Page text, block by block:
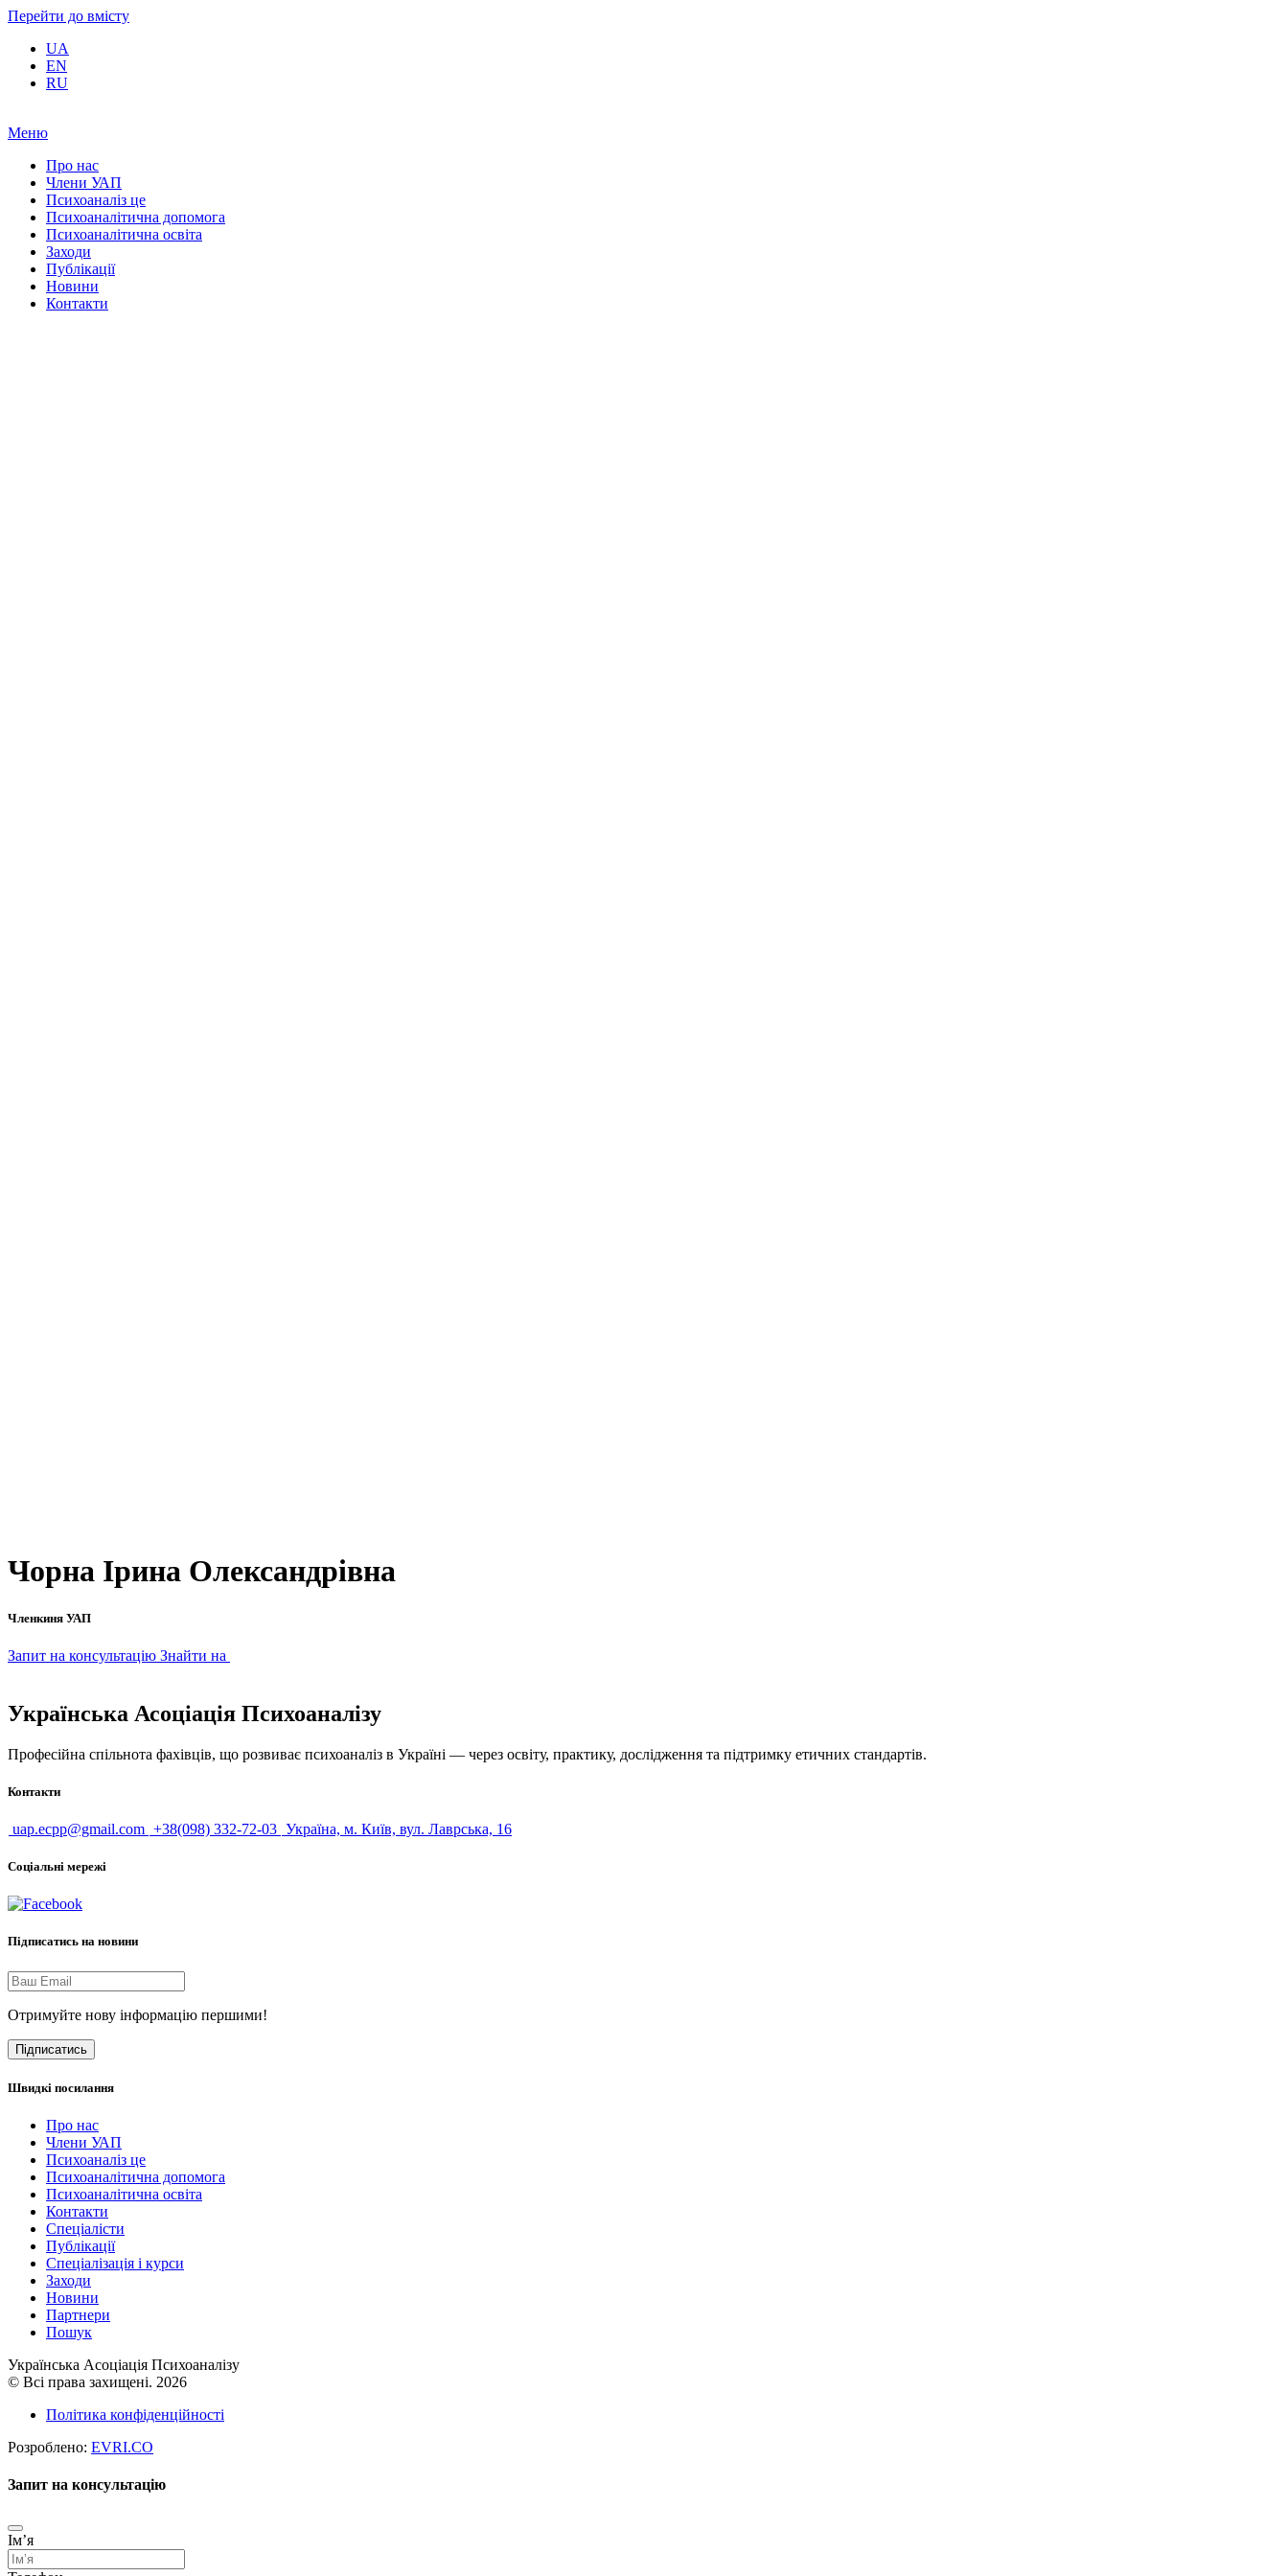
Перейти до вмісту
UA
EN
RU
Меню
Про нас
Члени УАП
Психоаналіз це
Психоаналітична допомога
Психоаналітична освіта
Заходи
Публікації
Новини
Контакти
Чорна Ірина Олександрівна
Членкиня УАП
Запит на консультацію Знайти на
Українська Асоціація Психоаналізу
Професійна спільнота фахівців, що розвиває психоаналіз в Україні — через освіту, практику, дослідження та підтримку етичних стандартів.
Контакти
uap.ecpp@gmail.com +38(098) 332-72-03 Україна, м. Київ, вул. Лаврська, 16
Соціальні мережі
Підписатись на новини
Отримуйте нову інформацію першими!
Підписатись
Швидкі посилання
Про нас
Члени УАП
Психоаналіз це
Психоаналітична допомога
Психоаналітична освіта
Контакти
Спеціалісти
Публікації
Cпеціалізація і курси
Заходи
Новини
Партнери
Пошук
Українська Асоціація Психоаналізу
© Всі права захищені. 2026
Політика конфіденційності
Розроблено: EVRI.CO
Запит на консультацію
Імʼя